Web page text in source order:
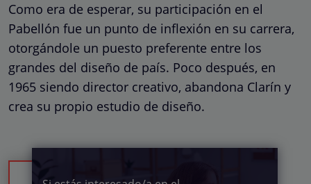
Como era de esperar, su participación en el
Pabellón fue un punto de inflexión en su carrera,
otorgándole un puesto preferente entre los
grandes del diseño de país. Poco después, en
1965 siendo director creativo, abandona Clarín y
crea su propio estudio de diseño.